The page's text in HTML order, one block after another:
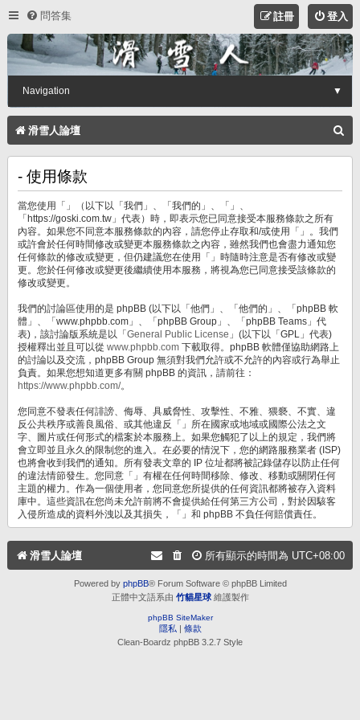
問答集 登入
註冊
Navigation ▼
滑雪人論壇
尋
- 使用條款
當您使用「」（以下以「我們」、「我們的」、「」、
「https://goski.com.tw」代表）時，即表示您已同意接受本服務條款之所有
內容。如果您不同意本服務條款的內容，請您停止存取和/或使用「」。我們
或許會於任何時間修改或變更本服務條款之內容，雖然我們也會盡力通知您
任何條款的修改或變更，但仍建議您在使用「」時隨時注意是否有修改或變
更。您於任何修改或變更後繼續使用本服務，將視為您已同意接受該條款的
修改或變更。
我們的討論區使用的是 phpBB (以下以「他們」、「他們的」、「phpBB 軟
體」、「www.phpbb.com」、「phpBB Group」、「phpBB Teams」代
表)，該討論版系統是以「General Public License 」(以下以「GPL」代表)
授權釋出並且可以從 www.phpbb.com 下載取得。phpBB 軟體僅協助網路上
的討論以及交流，phpBB Group 無須對我們允許或不允許的內容或行為舉止
負責。如果您想知道更多有關 phpBB 的資訊，請前往：
https://www.phpbb.com/。
您同意不發表任何誹謗、侮辱、具威脅性、攻擊性、不雅、猥褻、不實、違
反公共秩序或善良風俗、或其他違反「」所在國家或地域或國際公法之文
字、圖片或任何形式的檔案於本服務上。如果您觸犯了以上的規定，我們將
會立即並且永久的限制您的進入。在必要的情況下，您的網路服務業者 (ISP)
也將會收到我們的通知。所有發表文章的 IP 位址都將被記錄儲存以防止任何
的違法情節發生。您同意「」有權在任何時間移除、修改、移動或關閉任何
主題的權力。作為一個使用者，您同意您所提供的任何資訊都將被存入資料
庫中。這些資訊在您尚未允許前將不會提供給任何第三方公司，對於因駭客
入侵所造成的資料外洩以及其損失，「」和 phpBB 不負任何賠償責任。
滑雪人論壇 所有顯示的時間為 UTC+08:00
Powered by phpBB® Forum Software © phpBB Limited
正體中文語系由 竹貓星球維護製作
phpBB SiteMaker
隱私 | 條款
Clean-Boardz phpBB 3.2.7 Style